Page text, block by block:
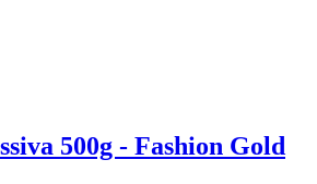
500g - Fashion Gold